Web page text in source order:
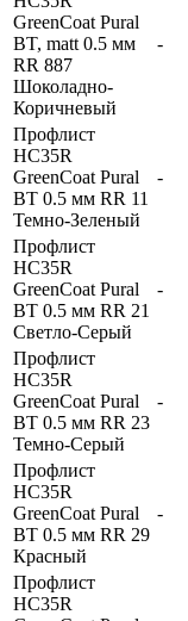
GreenCoat Pural
BT, matt 0.5 мм
RR 887
Шоколадно-
Коричневый
-
Профлист
HC35R
GreenCoat Pural
BT 0.5 мм RR 11
Темно-Зеленый
-
Профлист
HC35R
GreenCoat Pural
BT 0.5 мм RR 21
Светло-Серый
-
Профлист
HC35R
GreenCoat Pural
BT 0.5 мм RR 23
Темно-Серый
-
Профлист
HC35R
GreenCoat Pural
BT 0.5 мм RR 29
Красный
-
Профлист
HC35R